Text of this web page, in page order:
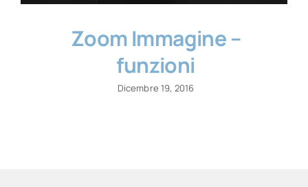
Zoom Immagine –
funzioni
Dicembre 19, 2016